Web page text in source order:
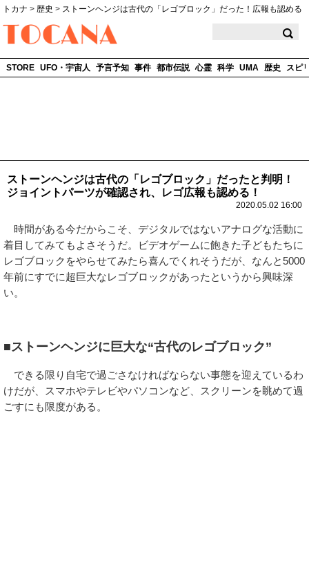
トカナ > 歴史 > ストーンヘンジは古代の「レゴブロック」だった！広報も認める
STORE UFO・宇宙人 予言予知 事件 都市伝説 心霊 科学 UMA 歴史 スピ
ストーンヘンジは古代の「レゴブロック」だったと判明！
ジョイントパーツが確認され、レゴ広報も認める！
2020.05.02 16:00
時間がある今だからこそ、デジタルではないアナログな活動に
着目してみてもよさそうだ。ビデオゲームに飽きた子どもたちに
レゴブロックをやらせてみたら喜んでくれそうだが、なんと5000
年前にすでに超巨大なレゴブロックがあったというから興味深
い。
■ストーンヘンジに巨大な“古代のレゴブロック”
できる限り自宅で過ごさなければならない事態を迎えているわ
けだが、スマホやテレビやパソコンなど、スクリーンを眺めて過
ごすにも限度がある。